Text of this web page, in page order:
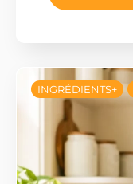
INGRÉDIENTS+